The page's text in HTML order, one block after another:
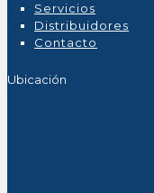
Servicios
Distribuidores
Contacto
Ubicación